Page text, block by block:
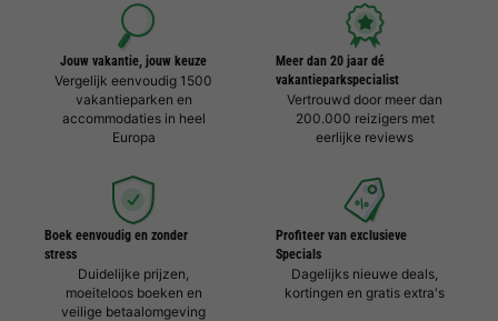
Jouw vakantie, jouw keuze
Vergelijk eenvoudig 1500
vakantieparken en
accommodaties in heel
Europa
Meer dan 20 jaar dé
vakantieparkspecialist
Vertrouwd door meer dan
200.000 reizigers met
eerlijke reviews
Boek eenvoudig en zonder
stress
Duidelijke prijzen,
moeiteloos boeken en
veilige betaalomgeving
Profiteer van exclusieve
Specials
Dagelijks nieuwe deals,
kortingen en gratis extra's